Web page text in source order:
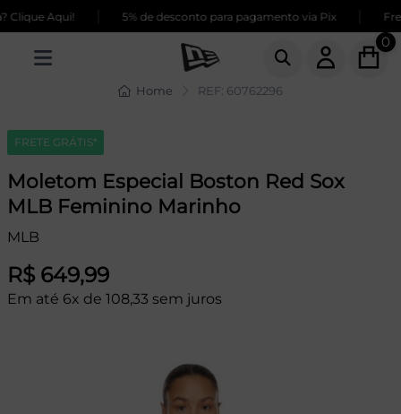
Aqui! 5% de desconto para pagamento via Pix
0
Home REF: 60762296
FRETE GRÁTIS*
Moletom Especial Boston Red Sox
MLB Feminino Marinho
MLB
R$ 649,99
Em até 6x de 108,33 sem juros